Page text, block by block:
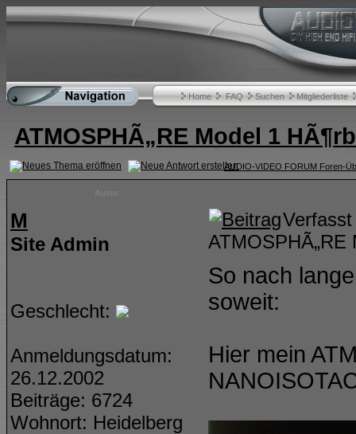
Home FAQ Suchen Mitgliederliste
ATMOSPHÃ„RE Model 1
AUDIO-VIDEO FORUM Foren-
M
Site Admin
Geschlecht:
Anmeldungsdatum:
26.12.2002
Beiträge: 6724
Wohnort: Heidelberg
So nach
soweit:
Hier mein